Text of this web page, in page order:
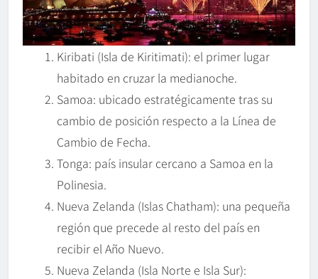
Kiribati (Isla de Kiritimati): el primer lugar
habitado en cruzar la medianoche.
Samoa: ubicado estratégicamente tras su
cambio de posición respecto a la Línea de
Cambio de Fecha.
Tonga: país insular cercano a Samoa en la
Polinesia.
Nueva Zelanda (Islas Chatham): una pequeña
región que precede al resto del país en
recibir el Año Nuevo.
Nueva Zelanda (Isla Norte e Isla Sur):